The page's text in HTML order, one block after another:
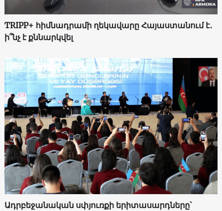
TRIPP+ հիմնադրամի ղեկավարը Հայաստանում է․
ի՞նչ է քննարկվել
Ադրբեջանական սփյուռքի երիտասարդները՝